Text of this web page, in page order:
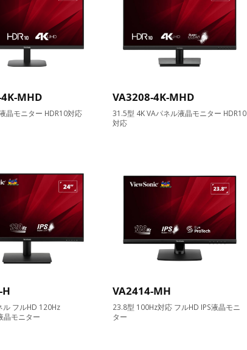
MHD
晶モニター HDR10対応
VA3208-4K-MHD
31.5型 4K VAパネル液晶モニター HDR10
対応
ル フルHD 120Hz
晶モニター
VA2414-MH
23.8型 100Hz対応 フルHD IPS液晶モニ
ター